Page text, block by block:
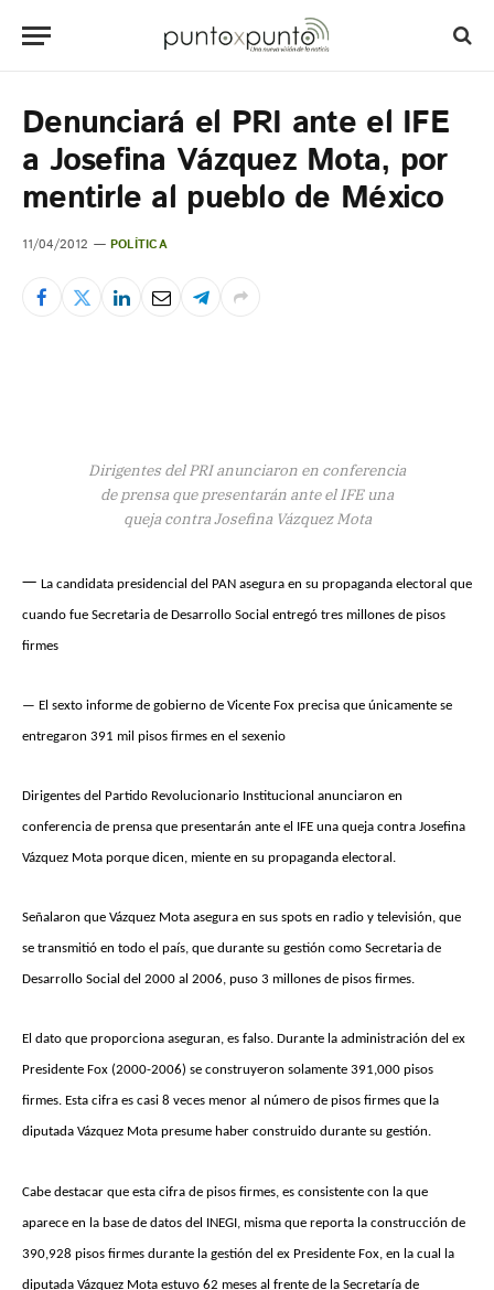
Denunciará el PRI ante el IFE
a Josefina Vázquez Mota, por
mentirle al pueblo de México
11/04/2012 POLÍTICA
Dirigentes del PRI anunciaron en conferencia
de prensa que presentarán ante el IFE una
queja contra Josefina Vázquez Mota
— La candidata presidencial del PAN asegura en su propaganda electoral que
cuando fue Secretaria de Desarrollo Social entregó tres millones de pisos
firmes
— El sexto informe de gobierno de Vicente Fox precisa que únicamente se
entregaron 391 mil pisos firmes en el sexenio
Dirigentes del Partido Revolucionario Institucional anunciaron en
conferencia de prensa que presentarán ante el IFE una queja contra Josefina
Vázquez Mota porque dicen, miente en su propaganda electoral.
Señalaron que Vázquez Mota asegura en sus spots en radio y televisión, que
se transmitió en todo el país, que durante su gestión como Secretaria de
Desarrollo Social del 2000 al 2006, puso 3 millones de pisos firmes.
El dato que proporciona aseguran, es falso. Durante la administración del ex
Presidente Fox (2000-2006) se construyeron solamente 391,000 pisos
firmes. Esta cifra es casi 8 veces menor al número de pisos firmes que la
diputada Vázquez Mota presume haber construido durante su gestión.
Cabe destacar que esta cifra de pisos firmes, es consistente con la que
aparece en la base de datos del INEGI, misma que reporta la construcción de
390,928 pisos firmes durante la gestión del ex Presidente Fox, en la cual la
diputada Vázquez Mota estuvo 62 meses al frente de la Secretaría de